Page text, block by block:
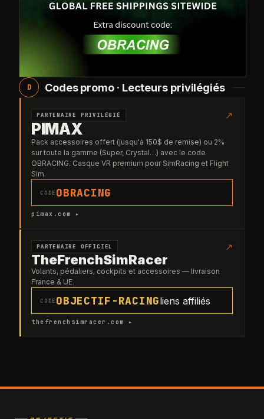
D Codes promo · Lecteurs privilégiés
PARTENAIRE PRIVILÉGIÉ ↗
PIMAX
Pack accessoires offert (jusqu'à 150$ de remise) ou 2%
sur toute la gamme (Super, Crystal…) avec le code
OBRACING. Casque VR premium pour SimRacing et Flight
Sim.
CODE OBRACING
pimax.com ▸
PARTENAIRE OFFICIEL ↗
TheFrenchSimRacer
Volants, pédaliers, cockpits et accessoires — livraison
France & UE.
CODE OBJECTIF-RACINGliens affiliés
thefrenchsimracer.com ▸